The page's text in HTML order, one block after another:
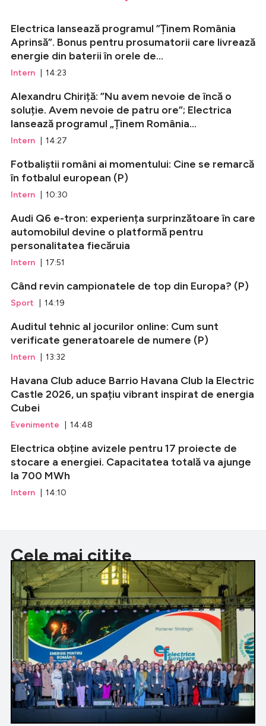
Electrica lansează programul ”Ținem România
Aprinsă”. Bonus pentru prosumatorii care livrează
energie din baterii în orele de...
Intern | 14:23
Alexandru Chiriță: ”Nu avem nevoie de încă o
soluție. Avem nevoie de patru ore”; Electrica
lansează programul „Ținem România...
Intern | 14:27
Fotbaliștii români ai momentului: Cine se remarcă
în fotbalul european (P)
Intern | 10:30
Audi Q6 e-tron: experiența surprinzătoare în care
automobilul devine o platformă pentru
personalitatea fiecăruia
Intern | 17:51
Când revin campionatele de top din Europa? (P)
Sport | 14:19
Auditul tehnic al jocurilor online: Cum sunt
verificate generatoarele de numere (P)
Intern | 13:32
Havana Club aduce Barrio Havana Club la Electric
Castle 2026, un spațiu vibrant inspirat de energia
Cubei
Evenimente | 14:48
Electrica obține avizele pentru 17 proiecte de
stocare a energiei. Capacitatea totală va ajunge
la 700 MWh
Intern | 14:10
Cele mai citite